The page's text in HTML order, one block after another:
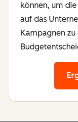
können, um
auf das
Kampagnen